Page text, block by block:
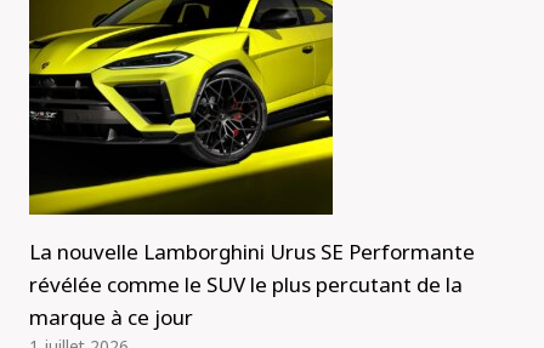
La nouvelle Lamborghini Urus SE Performante
révélée comme le SUV le plus percutant de la
marque à ce jour